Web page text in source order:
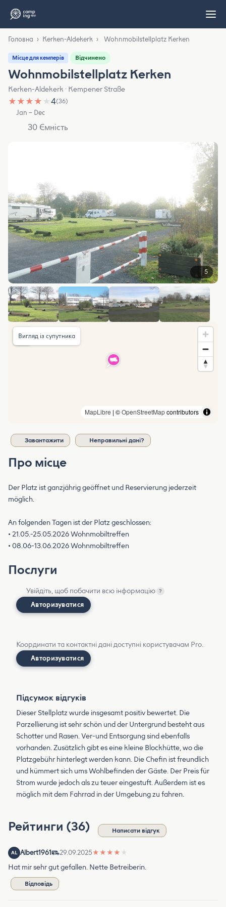
Головна › Kerken-Aldekerk › Wohnmobilstellplatz Kerken
Місце для кемперів Відчинено
Wohnmobilstellplatz Kerken
Kerken-Aldekerk · Kempener Straße
★ ★ ★ ★ ★4(36)
Jan – Dec
30 Ємність
5
MapLibre | ©OpenStreetMapcontributors
Вигляд із супутника
Завантажити Неправильні дані?
Про місце
Der Platz ist ganzjährig geöffnet und Reservierung jederzeit
möglich.
An folgenden Tagen ist der Platz geschlossen:
• 21.05.-25.05.2026 Wohnmobiltreffen
• 08.06-13.06.2026 Wohnmobiltreffen
Послуги
Увійдіть, щоб побачити всю інформацію ?
Авторизуватися
Координати та контактні дані доступні користувачам Pro.
Авторизуватися
Підсумок відгуків
Dieser Stellplatz wurde insgesamt positiv bewertet. Die
Parzellierung ist sehr schön und der Untergrund besteht aus
Schotter und Rasen. Ver-und Entsorgung sind ebenfalls
vorhanden. Zusätzlich gibt es eine kleine Blockhütte, wo die
Platzgebühr hinterlegt werden kann. Die Chefin ist freundlich
und kümmert sich ums Wohlbefinden der Gäste. Der Preis für
Strom wurde jedoch als zu teuer eingestuft. Außerdem ist es
möglich mit dem Fahrrad in der Umgebung zu fahren.
Рейтинги (36) Написати відгук
AL Albert1961 29.09.2025★ ★ ★ ★ ★
Hat mir sehr gut gefallen. Nette Betreiberin.
Відповідь